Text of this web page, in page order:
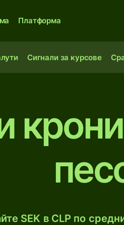
Платформа
Сигнали за курсове
SEK в CLP по